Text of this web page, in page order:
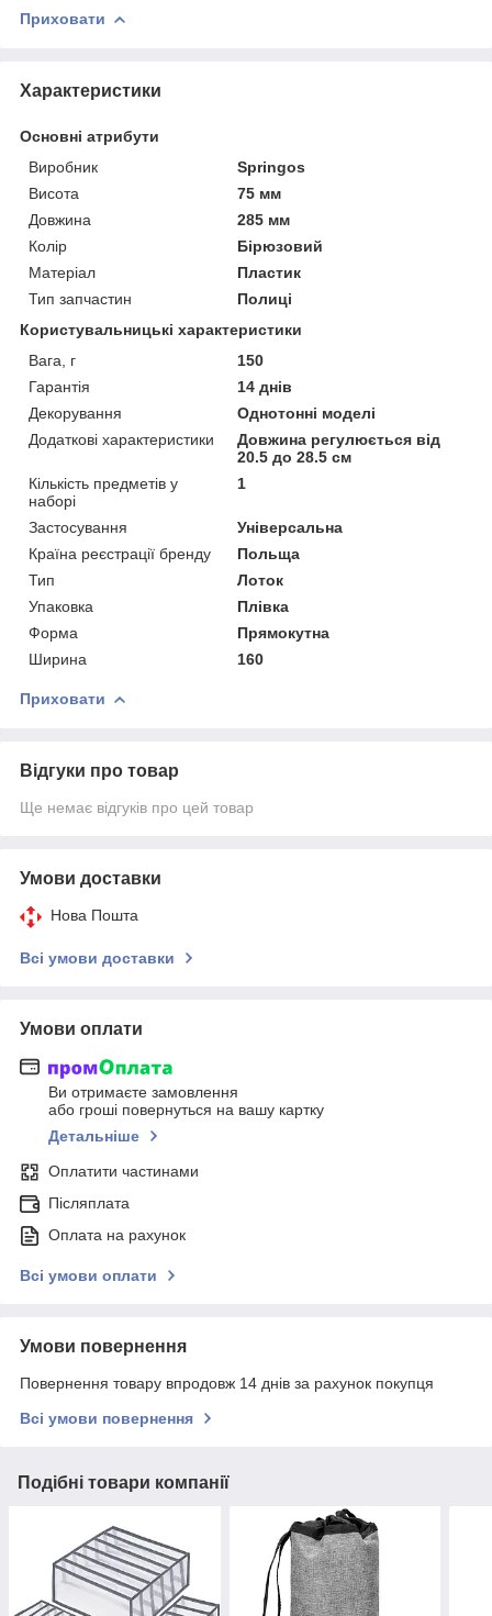
Приховати
Характеристики
Основні атрибути
Виробник
Springos
Висота
75 мм
Довжина
285 мм
Колір
Бірюзовий
Матеріал
Пластик
Тип запчастин
Полиці
Користувальницькі характеристики
Вага, г
150
Гарантія
14 днів
Декорування
Однотонні моделі
Додаткові характеристики
Довжина регулюється від
20.5 до 28.5 см
Кількість предметів у
наборі
1
Застосування
Універсальна
Країна реєстрації бренду
Польща
Тип
Лоток
Упаковка
Плівка
Форма
Прямокутна
Ширина
160
Приховати
Відгуки про товар
Ще немає відгуків про цей товар
Умови доставки
Нова Пошта
Всі умови доставки
Умови оплати
Ви отримаєте замовлення
або гроші повернуться на вашу картку
Детальніше
Оплатити частинами
Післяплата
Оплата на рахунок
Всі умови оплати
Умови повернення
Повернення товару впродовж 14 днів за рахунок покупця
Всі умови повернення
Подібні товари компанії